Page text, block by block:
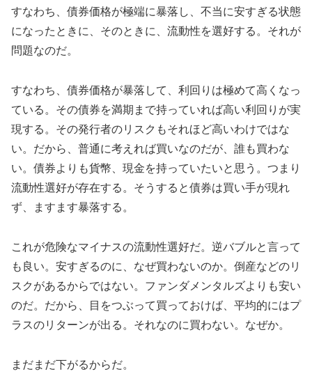
すなわち、債券価格が極端に暴落し、不当に安すぎる状態
になったときに、そのときに、流動性を選好する。それが
問題なのだ。
すなわち、債券価格が暴落して、利回りは極めて高くなっ
ている。その債券を満期まで持っていれば高い利回りが実
現する。その発行者のリスクもそれほど高いわけではな
い。だから、普通に考えれば買いなのだが、誰も買わな
い。債券よりも貨幣、現金を持っていたいと思う。つまり
流動性選好が存在する。そうすると債券は買い手が現れ
ず、ますます暴落する。
これが危険なマイナスの流動性選好だ。逆バブルと言って
も良い。安すぎるのに、なぜ買わないのか。倒産などのリ
スクがあるからではない。ファンダメンタルズよりも安い
のだ。だから、目をつぶって買っておけば、平均的にはプ
ラスのリターンが出る。それなのに買わない。なぜか。
まだまだ下がるからだ。